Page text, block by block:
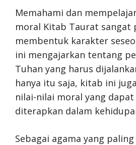
Memahami dan
moral Kitab Taurat sangat
membentuk karakter
ini mengajarkan tentang
Tuhan yang harus
hanya itu saja, kitab ini
nilai-nilai moral yang
diterapkan dalam
Sebagai agama yang